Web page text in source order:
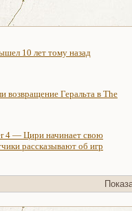
10 лет тому назад
возвращение Геральта в The
4 — Цири начинает свою
рассказывают об игр